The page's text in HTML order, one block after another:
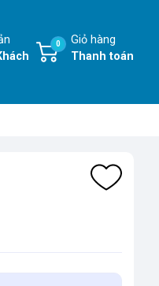
Giỏ hàng
Thanh toán
0